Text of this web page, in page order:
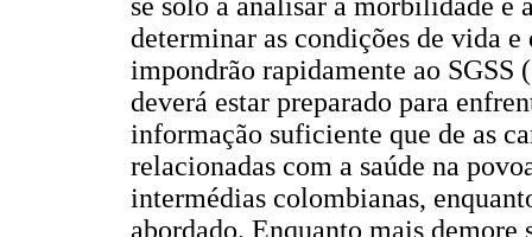
se solo a analisar a morbilidade e
determinar as condições de vida
impondrão rapidamente ao SGSS
deverá estar preparado para
informação suficiente que de as
relacionadas com a saúde na
intermédias colombianas,
abordado. Enquanto mais demore